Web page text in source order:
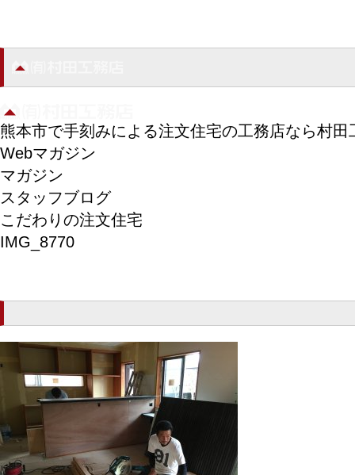
熊本市で手刻みによる注文住宅の工務店なら村田
Webマガジン
マガジン
スタッフブログ
こだわりの注文住宅
IMG_8770